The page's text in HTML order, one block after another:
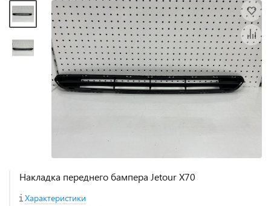
Накладка переднего бампера Jetour X70
Характеристики